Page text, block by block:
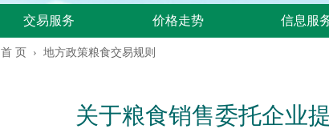
交易服务 价格走势 信息服
首 页 › 地方政策粮食交易规则
关于粮食销售委托企业